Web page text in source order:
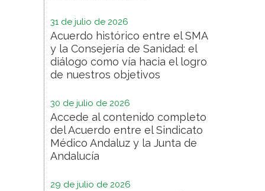
31 de julio de 2026
Acuerdo histórico entre el SMA
y la Consejería de Sanidad: el
diálogo como vía hacia el logro
de nuestros objetivos
30 de julio de 2026
Accede al contenido completo
del Acuerdo entre el Sindicato
Médico Andaluz y la Junta de
Andalucía
29 de julio de 2026